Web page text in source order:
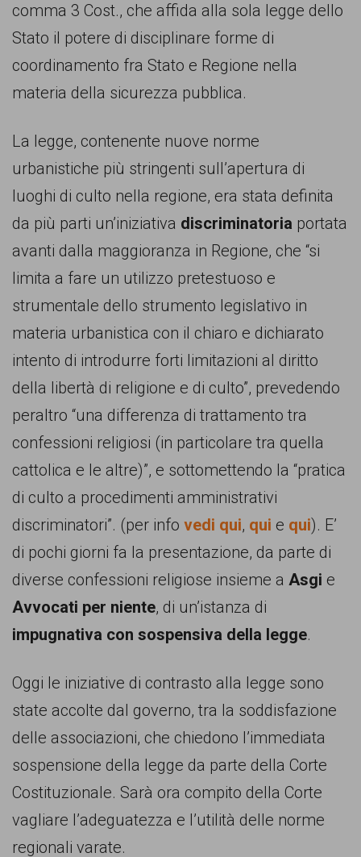
comma 3 Cost., che affida alla sola legge dello
Stato il potere di disciplinare forme di
coordinamento fra Stato e Regione nella
materia della sicurezza pubblica.
La legge, contenente nuove norme
urbanistiche più stringenti sull’apertura di
luoghi di culto nella regione, era stata definita
da più parti un’iniziativa discriminatoria portata
avanti dalla maggioranza in Regione, che “si
limita a fare un utilizzo pretestuoso e
strumentale dello strumento legislativo in
materia urbanistica con il chiaro e dichiarato
intento di introdurre forti limitazioni al diritto
della libertà di religione e di culto”, prevedendo
peraltro “una differenza di trattamento tra
confessioni religiosi (in particolare tra quella
cattolica e le altre)”, e sottomettendo la “pratica
di culto a procedimenti amministrativi
discriminatori”. (per info vedi qui, qui e qui). E’
di pochi giorni fa la presentazione, da parte di
diverse confessioni religiose insieme a Asgi e
Avvocati per niente, di un’istanza di
impugnativa con sospensiva della legge.
Oggi le iniziative di contrasto alla legge sono
state accolte dal governo, tra la soddisfazione
delle associazioni, che chiedono l’immediata
sospensione della legge da parte della Corte
Costituzionale. Sarà ora compito della Corte
vagliare l’adeguatezza e l’utilità delle norme
regionali varate.